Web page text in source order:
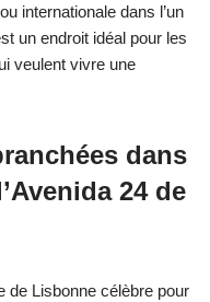
internationale dans l’un
un endroit idéal pour les
veulent vivre une
dans
24 de
de Lisbonne célèbre pour